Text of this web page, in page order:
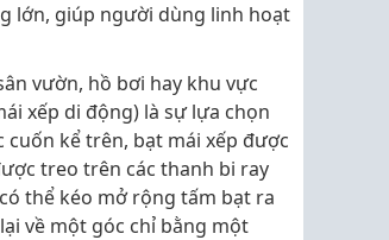
lớn, giúp người dùng linh hoạt
vườn, hồ bơi hay khu vực
xếp di động) là sự lựa chọn
kể trên, bạt mái xếp được
treo trên các thanh bi ray
thể kéo mở rộng tấm bạt ra
về một góc chỉ bằng một